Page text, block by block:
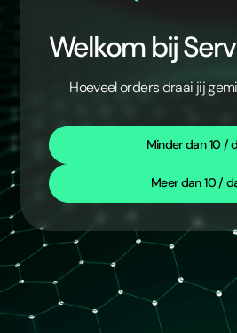
Welkom bij
Hoeveel orders draai jij
Minder dan 10 /
Meer dan 10 /